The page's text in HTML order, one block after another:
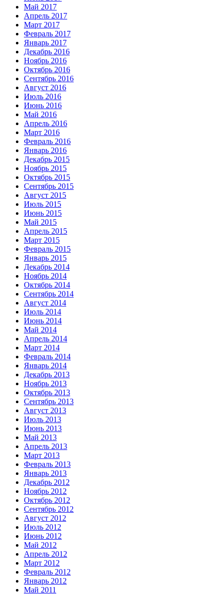
Май 2017
Апрель 2017
Март 2017
Февраль 2017
Январь 2017
Декабрь 2016
Ноябрь 2016
Октябрь 2016
Сентябрь 2016
Август 2016
Июль 2016
Июнь 2016
Май 2016
Апрель 2016
Март 2016
Февраль 2016
Январь 2016
Декабрь 2015
Ноябрь 2015
Октябрь 2015
Сентябрь 2015
Август 2015
Июль 2015
Июнь 2015
Май 2015
Апрель 2015
Март 2015
Февраль 2015
Январь 2015
Декабрь 2014
Ноябрь 2014
Октябрь 2014
Сентябрь 2014
Август 2014
Июль 2014
Июнь 2014
Май 2014
Апрель 2014
Март 2014
Февраль 2014
Январь 2014
Декабрь 2013
Ноябрь 2013
Октябрь 2013
Сентябрь 2013
Август 2013
Июль 2013
Июнь 2013
Май 2013
Апрель 2013
Март 2013
Февраль 2013
Январь 2013
Декабрь 2012
Ноябрь 2012
Октябрь 2012
Сентябрь 2012
Август 2012
Июль 2012
Июнь 2012
Май 2012
Апрель 2012
Март 2012
Февраль 2012
Январь 2012
Май 2011